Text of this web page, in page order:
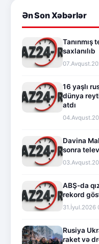
Ən Son Xəbərlər
saxlanılıb
16 yaşlı
dünya
atdı
Davina
sonra
ABŞ-da
rekord
31.İyul.2026
Rusiya
raket və